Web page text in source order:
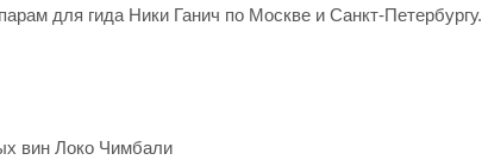
для гида Ники Ганич по Москве и Санкт-Петербургу.
вин Локо Чимбали